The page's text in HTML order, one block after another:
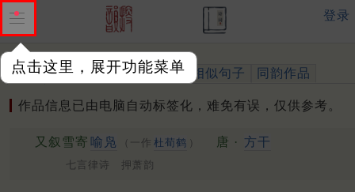
点击这里，展开功能菜单
登录
作品 标注四声 出处、引用 相似句子 同韵作品
作品信息已由电脑自动标签化，难免有误，仅供参考。
又叙雪寄 喻凫 （一作 杜荀鹤 ） 唐 · 方干
七言律诗 押萧韵